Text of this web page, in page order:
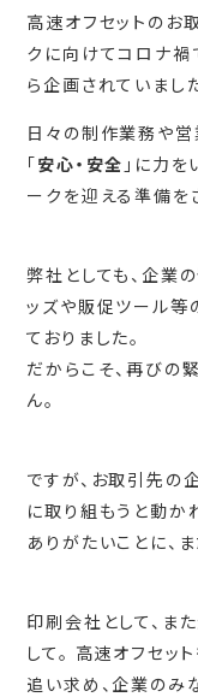
高速オフセットのお
クに向けてコロナ禍
ら企画されていました
日々の制作業務や営
「安心・安全 」に力
ークを迎える準備を
弊社としても、企業
ッズや販促ツール等
ておりました。
だからこそ、再びの
ん。
ですが、お取引先の
に取り組もうと動か
ありがたいことに、
印刷会社として、ま
して。 高速オフセッ
追い求め、企業のみ